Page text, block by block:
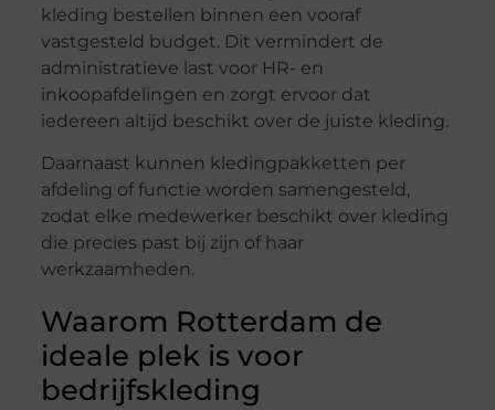
kleding bestellen binnen een vooraf
vastgesteld budget. Dit vermindert de
administratieve last voor HR- en
inkoopafdelingen en zorgt ervoor dat
iedereen altijd beschikt over de juiste kleding.
Daarnaast kunnen kledingpakketten per
afdeling of functie worden samengesteld,
zodat elke medewerker beschikt over kleding
die precies past bij zijn of haar
werkzaamheden.
Waarom Rotterdam de
ideale plek is voor
bedrijfskleding